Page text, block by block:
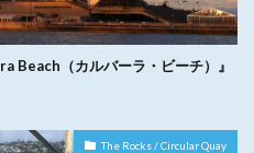
Beach（カルバーラ・ビーチ）』
The Rocks / Circular Quay